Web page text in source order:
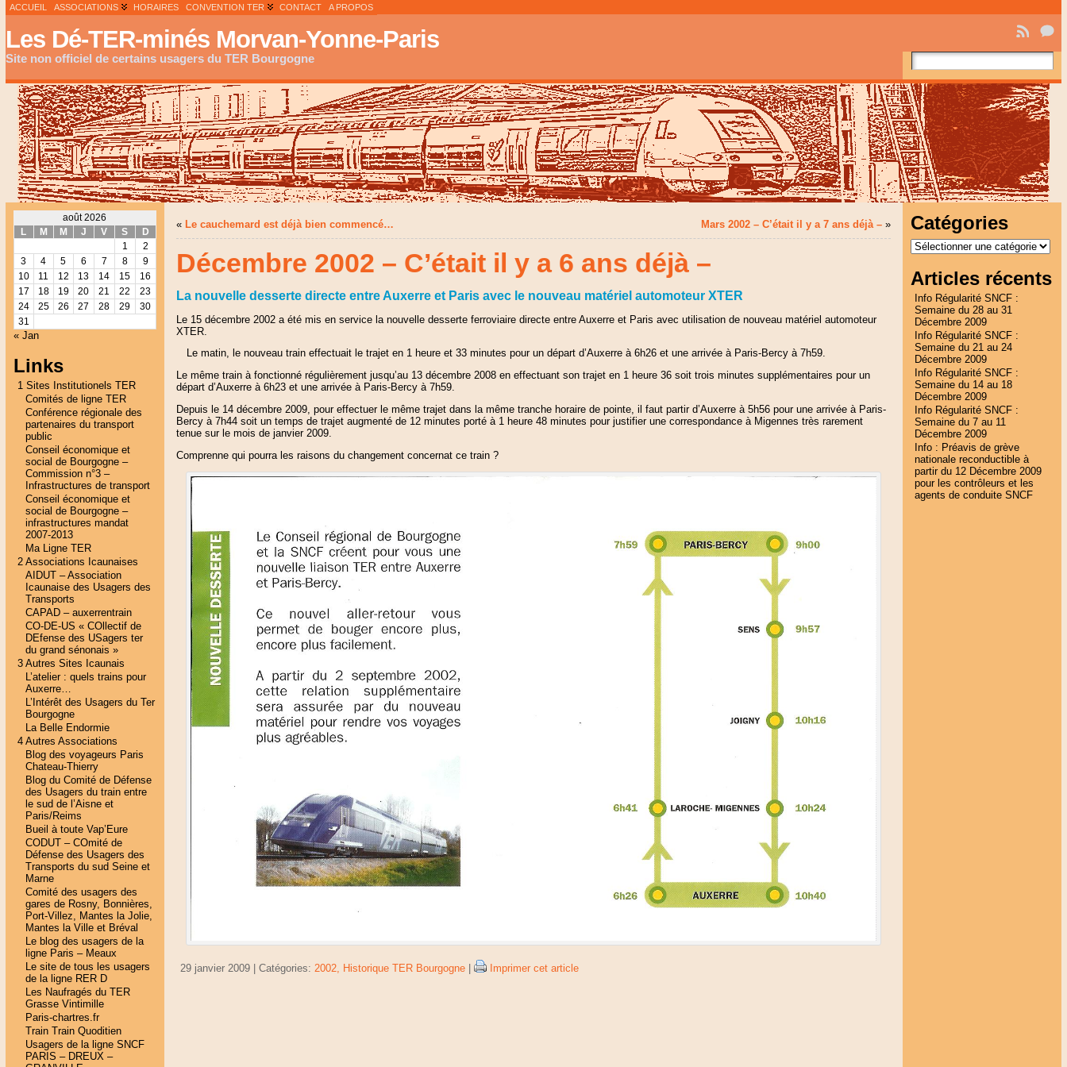
ACCUEIL ASSOCIATIONS HORAIRES CONVENTION TER CONTACT A PROPOS
Les Dé-TER-minés Morvan-Yonne-Paris
Site non officiel de certains usagers du TER Bourgogne
août 2026
L
M M J V S
D
1
2
3
4 5 6 7 8
9
10
11 12 13 14 15
16
17
18 19 20 21 22
23
24
25 26 27 28 29
30
31
« Jan
Links
1 Sites Institutionels TER
Comités de ligne TER
Conférence régionale des
partenaires du transport
public
Conseil économique et
social de Bourgogne –
Commission n°3 –
Infrastructures de transport
Conseil économique et
social de Bourgogne –
infrastructures mandat
2007-2013
Ma Ligne TER
2 Associations Icaunaises
AIDUT – Association
Icaunaise des Usagers des
Transports
CAPAD – auxerrentrain
CO-DE-US « COllectif de
DEfense des USagers ter
du grand sénonais »
3 Autres Sites Icaunais
L’atelier : quels trains pour
Auxerre…
L’Intérêt des Usagers du Ter
Bourgogne
La Belle Endormie
4 Autres Associations
Blog des voyageurs Paris
Chateau-Thierry
Blog du Comité de Défense
des Usagers du train entre
le sud de l’Aisne et
Paris/Reims
Bueil à toute Vap’Eure
CODUT – COmité de
Défense des Usagers des
Transports du sud Seine et
Marne
Comité des usagers des
gares de Rosny, Bonnières,
Port-Villez, Mantes la Jolie,
Mantes la Ville et Bréval
Le blog des usagers de la
ligne Paris – Meaux
Le site de tous les usagers
de la ligne RER D
Les Naufragés du TER
Grasse Vintimille
Paris-chartres.fr
Train Train Quoditien
Usagers de la ligne SNCF
PARIS – DREUX –
« Le cauchemard est déjà bien commencé… Mars 2002 – C’était il y a 7 ans déjà –»
Décembre 2002 – C’était il y a 6 ans déjà –
La nouvelle desserte directe entre Auxerre et Paris avec le nouveau matériel automoteur XTER
Le 15 décembre 2002 a été mis en service la nouvelle desserte ferroviaire directe entre Auxerre et Paris avec utilisation de nouveau matériel automoteur
XTER.
Le matin, le nouveau train effectuait le trajet en 1 heure et 33 minutes pour un départ d’Auxerre à 6h26 et une arrivée à Paris-Bercy à 7h59.
Le même train à fonctionné régulièrement jusqu’au 13 décembre 2008 en effectuant son trajet en 1 heure 36 soit trois minutes supplémentaires pour un
départ d’Auxerre à 6h23 et une arrivée à Paris-Bercy à 7h59.
Depuis le 14 décembre 2009, pour effectuer le même trajet dans la même tranche horaire de pointe, il faut partir d’Auxerre à 5h56 pour une arrivée à Paris-
Bercy à 7h44 soit un temps de trajet augmenté de 12 minutes porté à 1 heure 48 minutes pour justifier une correspondance à Migennes très rarement
tenue sur le mois de janvier 2009.
Comprenne qui pourra les raisons du changement concernat ce train ?
29 janvier 2009 | Catégories: 2002, Historique TER Bourgogne| Imprimer cet article
Catégories
Catégories
Articles récents
Info Régularité SNCF :
Semaine du 28 au 31
Décembre 2009
Info Régularité SNCF :
Semaine du 21 au 24
Décembre 2009
Info Régularité SNCF :
Semaine du 14 au 18
Décembre 2009
Info Régularité SNCF :
Semaine du 7 au 11
Décembre 2009
Info : Préavis de grève
nationale reconductible à
partir du 12 Décembre 2009
pour les contrôleurs et les
agents de conduite SNCF